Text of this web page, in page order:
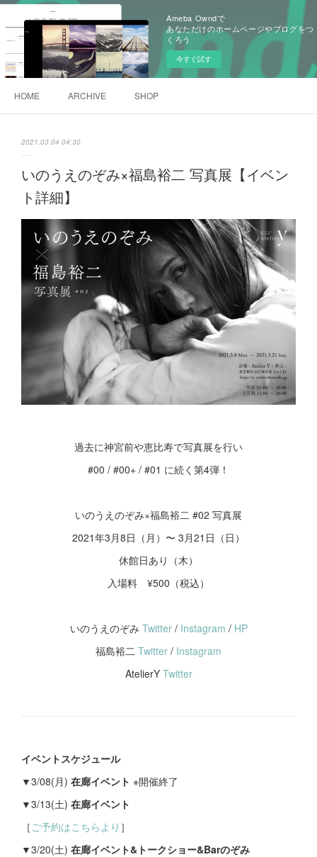
Ameba Owndで
あなただけのホームページやブログをつ
くろう
今すぐ試す
HOME ARCHIVE SHOP
2021.03.04 04:30
いのうえのぞみ×福島裕二 写真展【イベン
ト詳細】
過去に神宮前や恵比寿で写真展を行い
#00 / #00+ / #01 に続く第4弾！
いのうえのぞみ×福島裕二 #02 写真展
2021年3月8日（月）〜 3月21日（日）
休館日あり（木）
入場料 ¥500（税込）
いのうえのぞみ Twitter/ Instagram / HP
福島裕二 Twitter / Instagram
AtelierY Twitter
イベントスケジュール
▼3/08(月) 在廊イベント ※開催終了
▼3/13(土) 在廊イベント
［ ご予約はこちらより ］
▼3/20(土) 在廊イベント&トークショー&Barのぞみ